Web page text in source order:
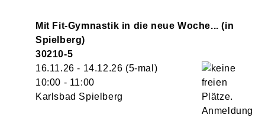
Mit Fit-Gymnastik in die neue Woche... (in
Spielberg)
30210-5
16.11.26 - 14.12.26 (5-mal)
10:00 - 11:00
Karlsbad Spielberg